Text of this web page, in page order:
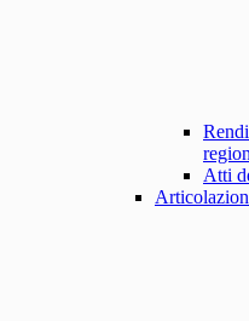
Atti